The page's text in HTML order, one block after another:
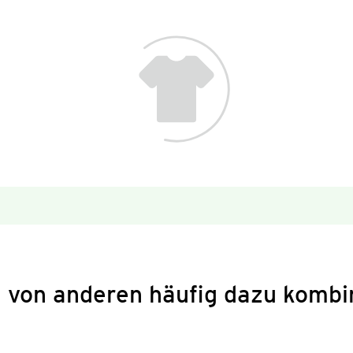
von anderen häufig dazu